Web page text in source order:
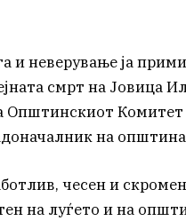
и неверување ја
смрт на Јовица
Општинскиот Комитет
на
чесен и
на луѓето и на